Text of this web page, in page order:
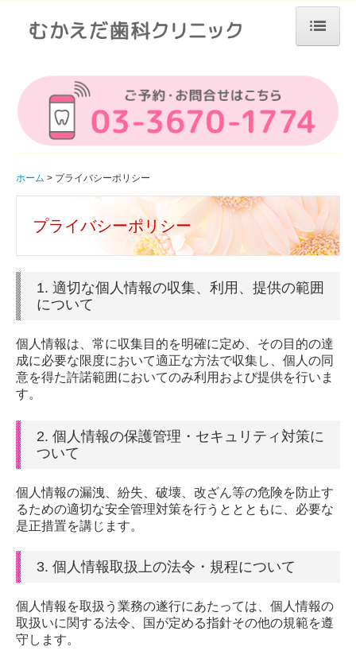
選ばれる理由
クリニックについて
ホワイトニング
セラミック
インプラント
子供の矯正歯科
費用について
ホーム プライバシーポリシー
プライバシーポリシー
1. 適切な個人情報の収集、利用、提供の範囲
について
個人情報は、常に収集目的を明確に定め、その目的の達
成に必要な限度において適正な方法で収集し、個人の同
意を得た許諾範囲においてのみ利用および提供を行いま
す。
2. 個人情報の保護管理・セキュリティ対策に
ついて
個人情報の漏洩、紛失、破壊、改ざん等の危険を防止す
るための適切な安全管理対策を行うととともに、必要な
是正措置を講じます。
3. 個人情報取扱上の法令・規程について
個人情報を取扱う業務の遂行にあたっては、個人情報の
取扱いに関する法令、国が定める指針その他の規範を遵
守します。